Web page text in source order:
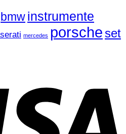
bmwinstrumente
mercedes porsche set